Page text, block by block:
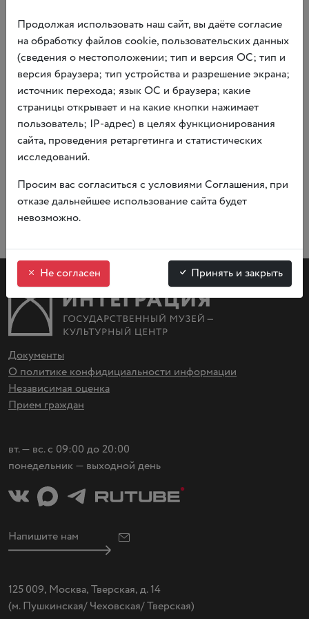
Оптимальное кол-во человек в группе — 15,
максимальное — 20 человек.
Предварительная запись по телефону: 8(495) 629 49 20.
Купить билеты
Документы
О политике конфидициальности информации
Независимая оценка
Прием граждан
вт. — вс. с 09:00 до 20:00
понедельник — выходной день
Напишите нам
125 009, Москва, Тверская, д. 14
(м. Пушкинская/ Чеховская/ Тверская)
Продолжая использовать наш сайт, вы даёте согласие
на обработку файлов cookie, пользовательских данных
(сведения о местоположении; тип и версия ОС; тип и
версия браузера; тип устройства и разрешение экрана;
источник перехода; язык ОС и браузера; какие
страницы открывает и на какие кнопки нажимает
пользователь; IP-адрес) в целях функционирования
сайта, проведения ретаргетинга и статистических
исследований.
Просим вас согласиться с условиями Соглашения, при
отказе дальнейшее использование сайта будет
невозможно.
Не согласен Принять и закрыть